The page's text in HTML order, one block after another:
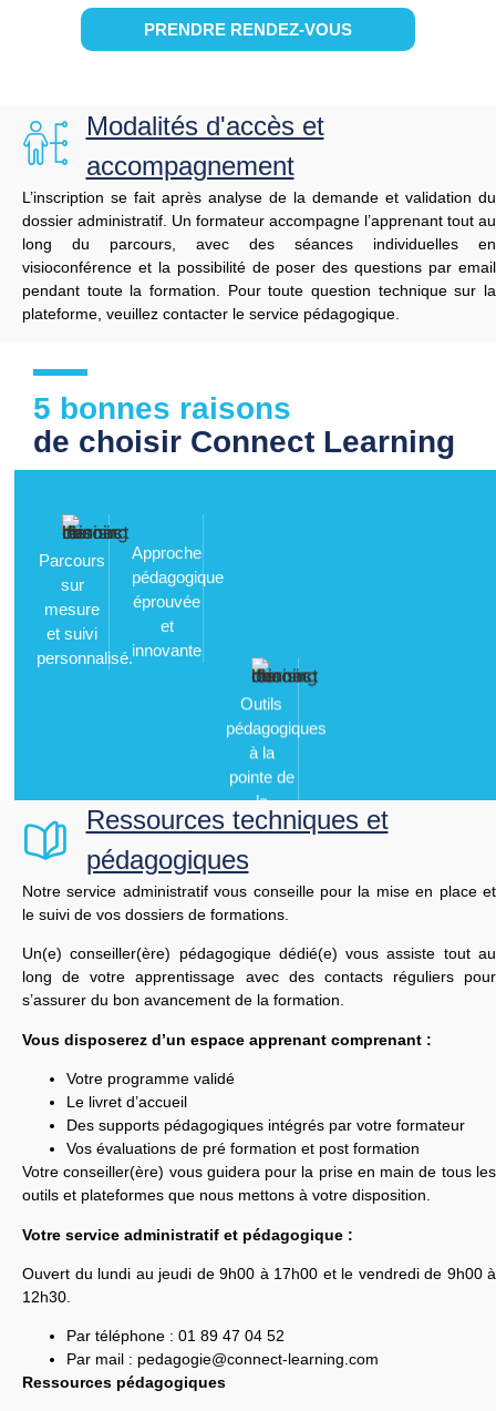
PRENDRE RENDEZ-VOUS
Modalités d'accès et
accompagnement
L’inscription se fait après analyse de la demande et validation du
dossier administratif. Un formateur accompagne l’apprenant tout au
long du parcours, avec des séances individuelles en
visioconférence et la possibilité de poserdesquestions paremail
pendant toute laformation. Pour toute question technique sur la
plateforme, veuillez contacter le service pédagogique.
5 bonnes raisons
de choisir Connect Learning
Parcours
sur
mesure
et suivi
personnalisé.
Approche
pédagogique
éprouvée
et
innovante
à la
pointe de
la
technologie
Ressources techniques et
pédagogiques
Notre service administratif vous conseille pour la mise en place et
le suivi de vos dossiers de formations.
Un(e) conseiller(ère) pédagogique dédié(e) vous assiste tout au
long de votre apprentissage avec des contacts réguliers pour
s’assurer du bon avancement de la formation.
Vous disposerez d’un espace apprenant comprenant :
Votre programme validé
Le livret d’accueil
Des supports pédagogiques intégrés par votre formateur
Vos évaluations de pré formation et post formation
Votre conseiller(ère) vous guidera pour la prise en main de tous les
outils et plateformes que nous mettons à votre disposition.
Votre service administratif et pédagogique :
Ouvert du lundi au jeudi de 9h00 à 17h00 et le vendredi de 9h00 à
12h30.
Par téléphone : 01 89 47 04 52
Par mail : pedagogie@connect-learning.com
Ressources pédagogiques